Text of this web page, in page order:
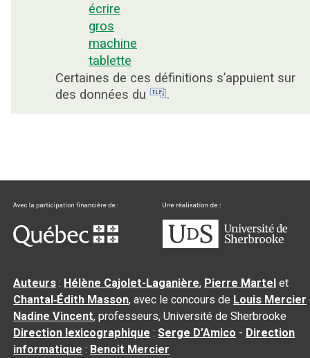
écrire
gros
machine
tablette
Certaines de ces définitions s’appuient sur
des données du
.
Auteurs : Hélène Cajolet-Laganière, Pierre Martel et
Chantal‑Édith Masson, avec le concours de Louis Mercier
Nadine Vincent, professeurs, Université de Sherbrooke
Direction lexicographique :Serge D’Amico - Direction
informatique : Benoit Mercier